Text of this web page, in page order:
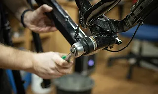
Я хочу допомогти